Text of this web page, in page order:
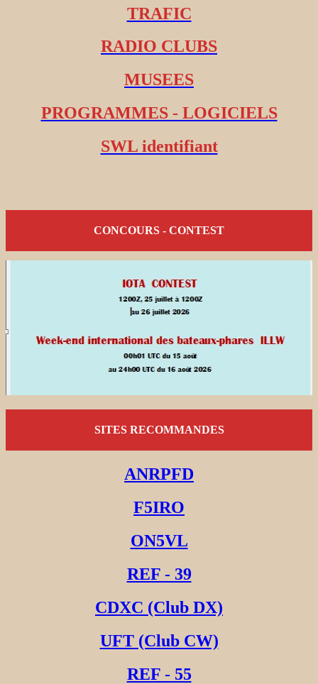
TRAFIC
RADIO CLUBS
MUSEES
PROGRAMMES - LOGICIELS
SWL identifiant
CONCOURS - CONTEST
SITES RECOMMANDES
ANRPFD
F5IRO
ON5VL
REF - 39
CDXC (Club DX)
UFT (Club CW)
REF - 55